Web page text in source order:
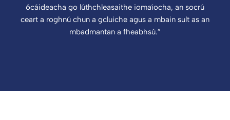
ócáideacha go lúthchleasaithe iomaíocha, an socrú
ceart a roghnú chun a gcluiche agus a mbain sult as an
mbadmantan a fheabhsú.”